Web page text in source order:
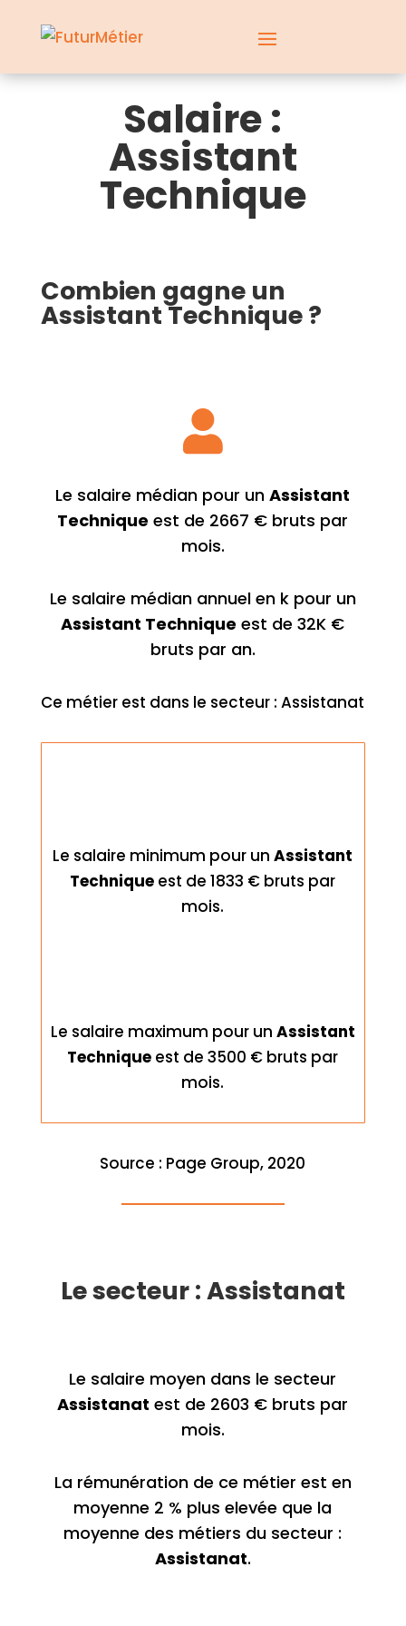
Salaire :
Assistant
Technique
Combien gagne un
Assistant Technique ?

Le salaire médian pour unAssistant
Technique est de 2667 € bruts par
mois.
Le salaire médian annuel en k pour un
Assistant Technique est de 32K €
bruts par an.
Ce métier est dans le secteur : Assistanat
Le salaire minimum pour unAssistant
Technique est de 1833 € bruts par
mois.
Le salaire maximum pour un Assistant
Technique est de 3500 € bruts par
mois.
Source : Page Group, 2020
Le secteur : Assistanat
Le salaire moyen dans le secteur
Assistanat est de 2603 € bruts par
mois.
La rémunération de ce métier est en
moyenne 2 % plus elevée que la
moyenne des métiers du secteur :
Assistanat.